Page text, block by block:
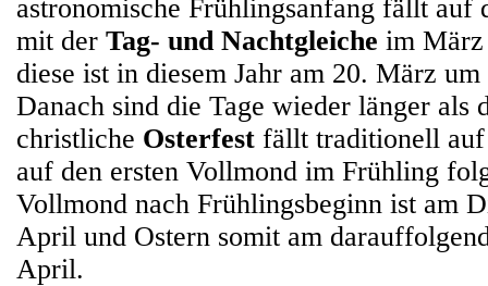
astronomische Frühlingsanfang fällt auf
mit der Tag- und Nachtgleiche im März
diese ist in diesem Jahr am 20. März
Danach sind die Tage wieder länger als
christliche Osterfest fällt traditionell auf
auf den ersten Vollmond im Frühling
Vollmond nach Frühlingsbeginn ist am
April und Ostern somit am
April.